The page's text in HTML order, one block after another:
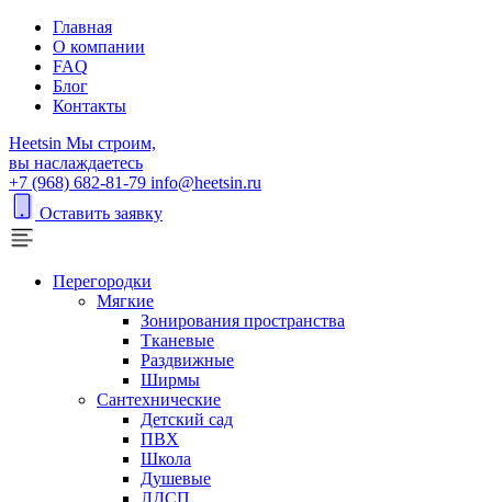
Главная
О компании
FAQ
Блог
Контакты
Heetsin Мы строим,
вы наслаждаетесь
+7 (968) 682-81-79 info@heetsin.ru
Оставить заявку
Перегородки
Мягкие
Зонирования пространства
Тканевые
Раздвижные
Ширмы
Сантехнические
Детский сад
ПВХ
Школа
Душевые
ЛДСП